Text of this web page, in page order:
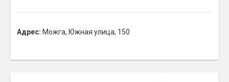
Адрес: Можга, Южная улица, 150